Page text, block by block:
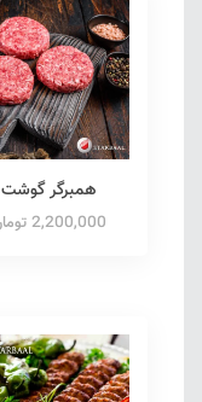
همبرگر گوشت
2,200,000 تومان